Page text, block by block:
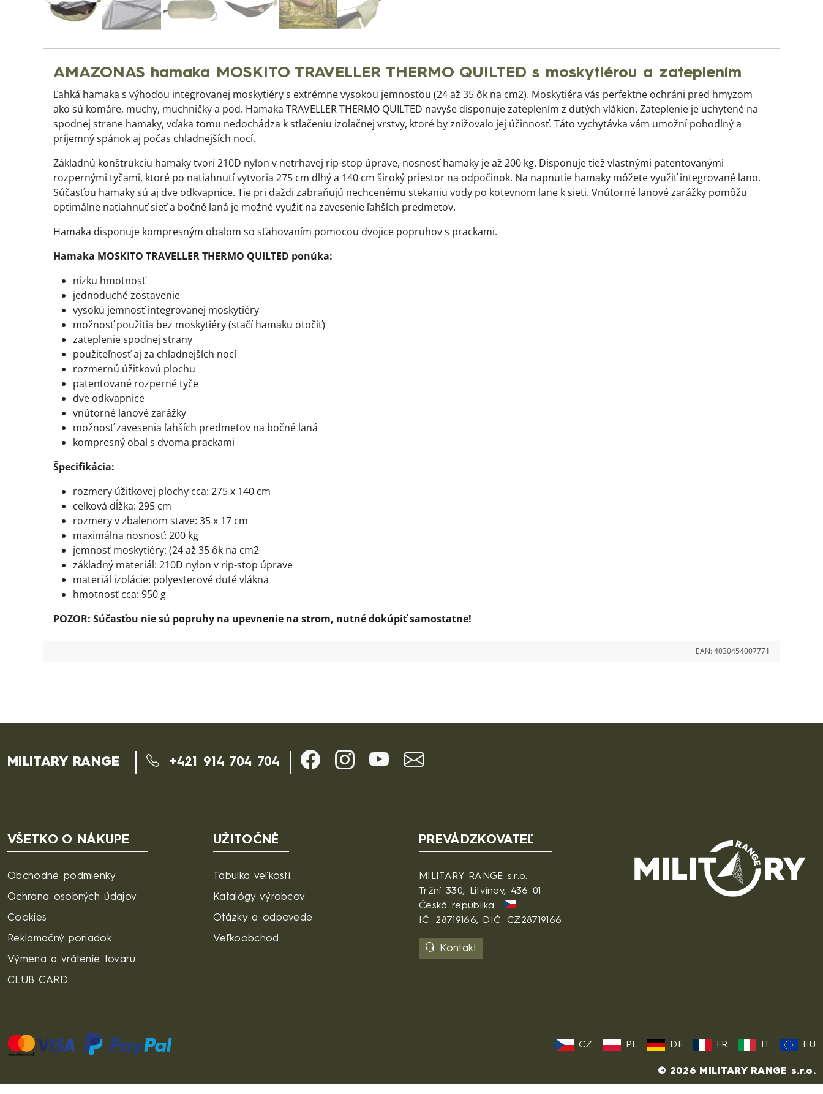
AMAZONAS hamaka MOSKITO TRAVELLER THERMO QUILTED s moskytiérou a zateplením
Ľahká hamaka s výhodou integrovanej moskytiéry s extrémne vysokou jemnosťou (24 až 35 ôk na cm2). Moskytiéra vás perfektne ochráni pred hmyzom
ako sú komáre, muchy, muchničky a pod. Hamaka TRAVELLER THERMO QUILTED navyše disponuje zateplením z dutých vlákien. Zateplenie je uchytené na
spodnej strane hamaky, vďaka tomu nedochádza k stlačeniu izolačnej vrstvy, ktoré by znižovalo jej účinnosť. Táto vychytávka vám umožní pohodlný a
príjemný spánok aj počas chladnejších nocí.
Základnú konštrukciu hamaky tvorí 210D nylon v netrhavej rip-stop úprave, nosnosť hamaky je až 200 kg. Disponuje tiež vlastnými patentovanými
rozpernými tyčami, ktoré po natiahnutí vytvoria 275 cm dlhý a 140 cm široký priestor na odpočinok. Na napnutie hamaky môžete využiť integrované lano.
Súčasťou hamaky sú aj dve odkvapnice. Tie pri daždi zabraňujú nechcenému stekaniu vody po kotevnom lane k sieti. Vnútorné lanové zarážky pomôžu
optimálne natiahnuť sieť a bočné laná je možné využiť na zavesenie ľahších predmetov.
Hamaka disponuje kompresným obalom so sťahovaním pomocou dvojice popruhov s prackami.
Hamaka MOSKITO TRAVELLER THERMO QUILTED ponúka:
nízku hmotnosť
jednoduché zostavenie
vysokú jemnosť integrovanej moskytiéry
možnosť použitia bez moskytiéry (stačí hamaku otočiť)
zateplenie spodnej strany
použiteľnosť aj za chladnejších nocí
rozmernú úžitkovú plochu
patentované rozperné tyče
dve odkvapnice
vnútorné lanové zarážky
možnosť zavesenia ľahších predmetov na bočné laná
kompresný obal s dvoma prackami
Špecifikácia:
rozmery úžitkovej plochy cca: 275 x 140 cm
celková dĺžka: 295 cm
rozmery v zbalenom stave: 35 x 17 cm
maximálna nosnosť: 200 kg
jemnosť moskytiéry: (24 až 35 ôk na cm2
základný materiál: 210D nylon v rip-stop úprave
materiál izolácie: polyesterové duté vlákna
hmotnosť cca: 950 g
POZOR: Súčasťou nie sú popruhy na upevnenie na strom, nutné dokúpiť samostatne!
EAN:4030454007771
MILITARY RANGE +421 914 704 704
VŠETKO O NÁKUPE
Obchodné podmienky
Ochrana osobných údajov
Cookies
Reklamačný poriadok
Výmena a vrátenie tovaru
CLUB CARD
UŽITOČNÉ
Tabulka veľkostí
Katalógy výrobcov
Otázky a odpovede
Veľkoobchod
PREVÁDZKOVATEĽ
MILITARY RANGE s.r.o.
Tržní 330, Litvínov, 436 01
Česká republika
IČ: 28719166, DIČ: CZ28719166
Kontakt
CZ PL DE FR EU
© 2026 MILITARY RANGE s.r.o.